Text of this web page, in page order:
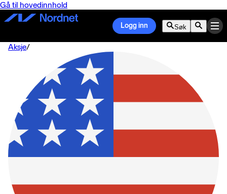
Gå til hovedinnhold
Logg inn Søk
Aksje/